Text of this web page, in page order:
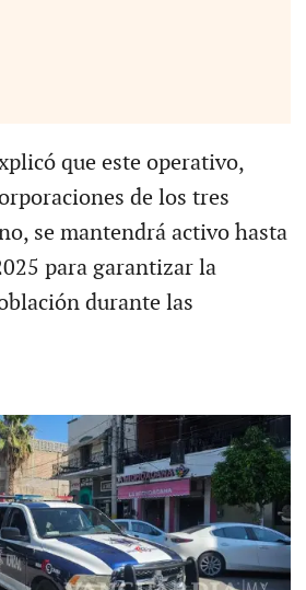
que este operativo,
de los tres
se mantendrá activo hasta
para garantizar la
durante las